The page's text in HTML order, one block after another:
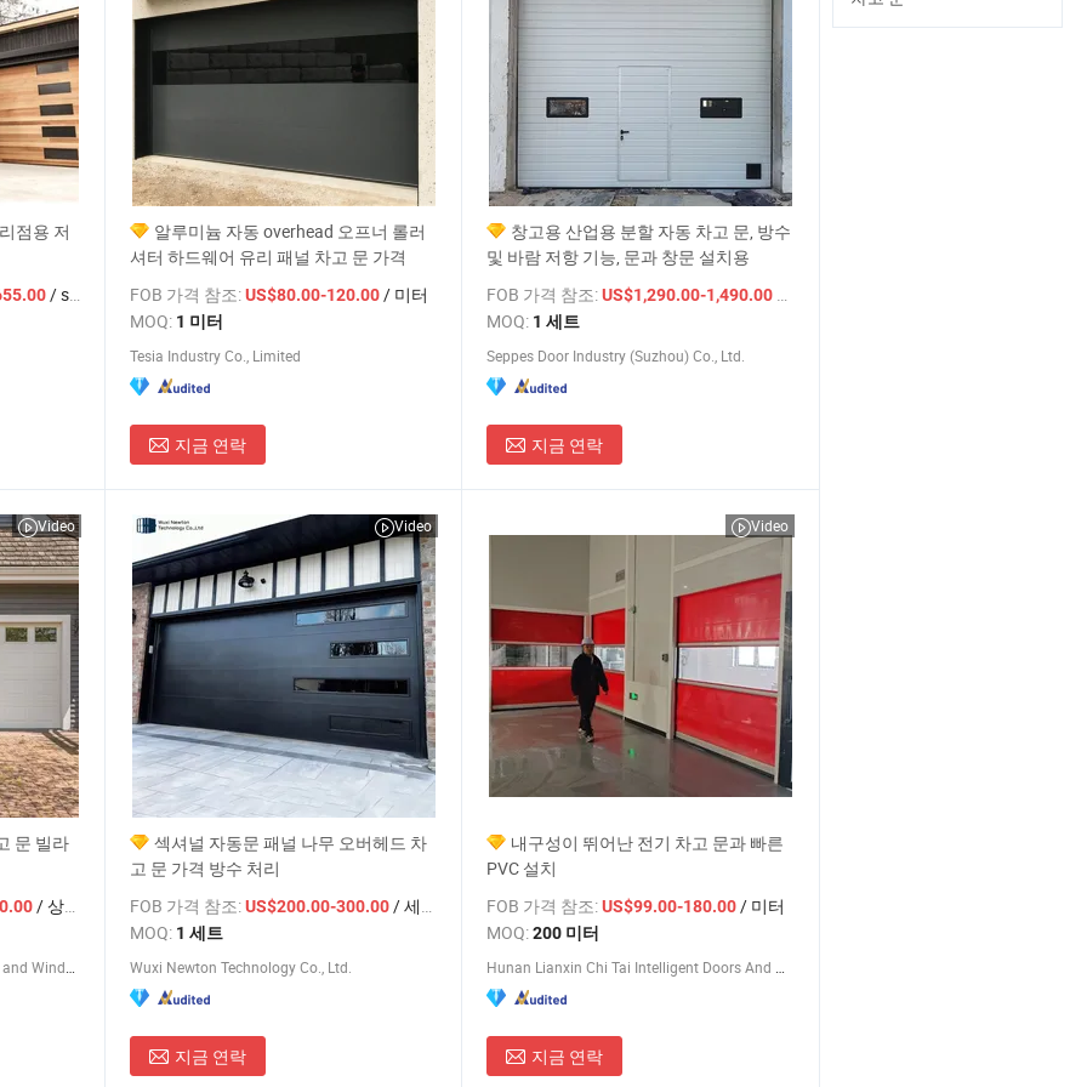
점용 저
/ sets
알루미늄 자동 overhead 오프너 롤러
셔터 하드웨어 유리 패널 차고 문 가격
FOB 가격 참조:US$80.00-120.00/ 미터
MOQ: 1 미터
Tesia Industry Co., Limited
지금 연락
창고용 산업용 분할 자동 차고 문, 방수
및 바람 저항 기능, 문과 창문 설치용
FOB 가격 참조:US$1,290.00-1,490.00/ 세트
MOQ: 1 세트
Seppes Door Industry (Suzhou) Co., Ltd.
지금 연락
Video
문 빌라
/ 상품
Video
섹셔널 자동문 패널 나무 오버헤드 차
고 문 가격 방수 처리
FOB 가격 참조:US$200.00-300.00/ 세트
MOQ: 1 세트
Wuxi Newton Technology Co., Ltd.
지금 연락
Video
내구성이 뛰어난 전기 차고 문과 빠른
PVC 설치
FOB 가격 참조:US$99.00-180.00/ 미터
MOQ:200 미터
지금 연락